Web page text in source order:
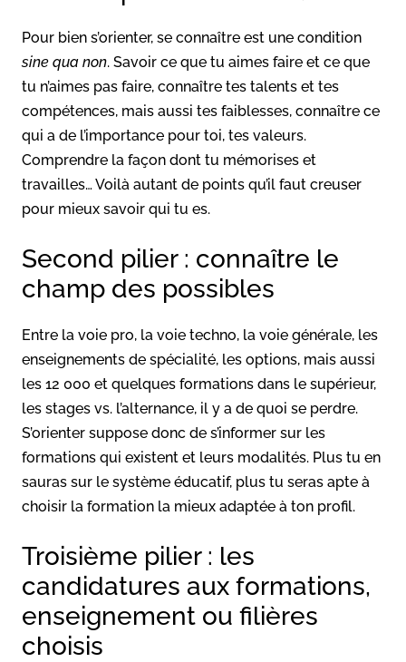
Pour bien s’orienter, se connaître est une condition
sine qua non. Savoir ce que tu aimes faire et ce que
tu n’aimes pas faire, connaître tes talents et tes
compétences, mais aussi tes faiblesses, connaître ce
qui a de l’importance pour toi, tes valeurs.
Comprendre la façon dont tu mémorises et
travailles… Voilà autant de points qu’il faut creuser
pour mieux savoir qui tu es.
Second pilier : connaître le
champ des possibles
Entre la voie pro, la voie techno, la voie générale, les
enseignements de spécialité, les options, mais aussi
les 12 000 et quelques formations dans le supérieur,
les stages vs. l’alternance, il y a de quoi se perdre.
S’orienter suppose donc de s’informer sur les
formations qui existent et leurs modalités. Plus tu en
sauras sur le système éducatif, plus tu seras apte à
choisir la formation la mieux adaptée à ton profil.
Troisième pilier : les
candidatures aux formations,
enseignement ou filières
choisis